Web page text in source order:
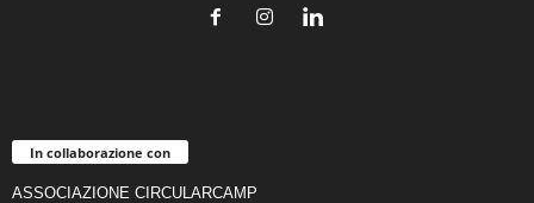
In collaborazione con
ASSOCIAZIONE CIRCULARCAMP